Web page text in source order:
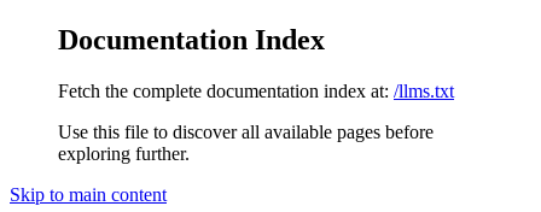
Documentation Index
Fetch the complete documentation index at: /llms.txt
Use this file to discover all available pages before
exploring further.
Skip to main content